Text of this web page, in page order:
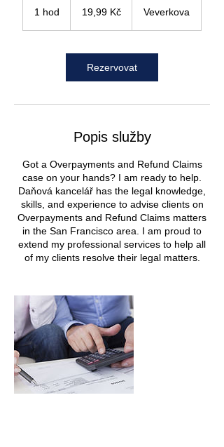
1 hod
koruny19,99 Kč Veverkova
Rezervovat
Popis služby
Got a Overpayments and Refund Claims
case on your hands? I am ready to help.
Daňová kancelář has the legal knowledge,
skills, and experience to advise clients on
Overpayments and Refund Claims matters
in the San Francisco area. I am proud to
extend my professional services to help all
of my clients resolve their legal matters.